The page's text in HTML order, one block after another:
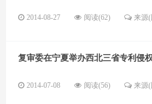
2014-08-27 阅读(62) 来源
复审委在宁夏举办西北三省专利侵
2014-07-08 阅读(56) 来源